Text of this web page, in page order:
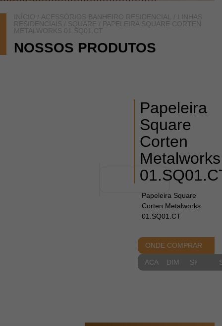
INÍCIO / ACESSÓRIOS BANHEIRO RESIDENCIAL /
LINHAS
RESIDENCIAIS / SQUARE / PAPELEIRA SQUARE CORTEN
METALWORKS 01.SQ01.CT
NOSSOS PRODUTOS
Papeleira
Square
Corten
Metalworks
Papeleira Square
Corten Metalworks
01.SQ01.CT
ONDE COMPRAR
ACABAMENTOS
DIMENSIONAIS